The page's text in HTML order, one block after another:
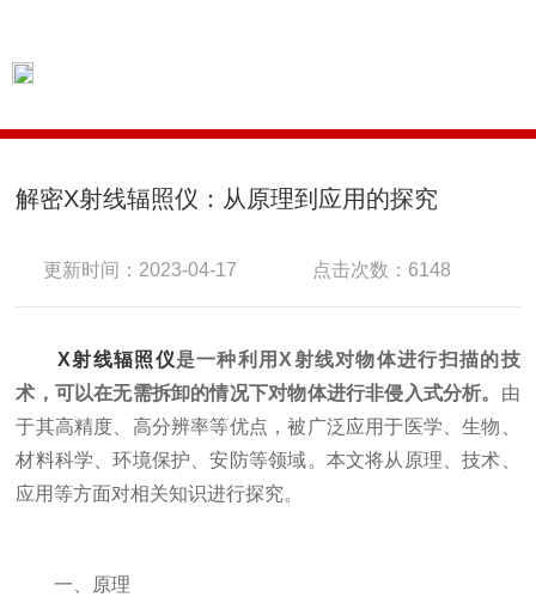
解密X射线辐照仪：从原理到应用的探究
更新时间：2023-04-17 点击次数：6148
X射线辐照仪是一种利用X射线对物体进行扫描的技
术，可以在无需拆卸的情况下对物体进行非侵入式分析。 由
于其高精度、高分辨率等优点，被广泛应用于医学、生物、
材料科学、环境保护、安防等领域。本文将从原理、技术、
应用等方面对相关知识进行探究。
一、原理